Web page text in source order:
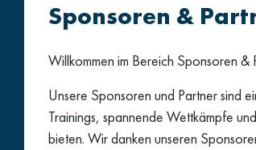
Sponsoren &
Willkommen im Bereich Sponsoren
Unsere Sponsoren und Partner sind
Trainings, spannende Wettkämpfe
bieten. Wir danken unseren